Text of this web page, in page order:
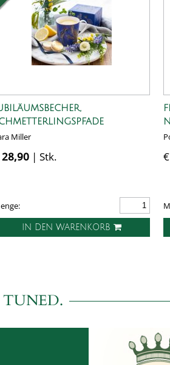
Miller
28,90| Stk.
IN DEN WARENKORB
TUNED.